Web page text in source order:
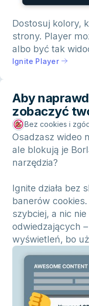
Dostosuj kolory,
strony. Player
albo być tak
Ignite Player
Aby
zobaczyć
Bez cookies i
Osadzasz wideo
ale blokują je
narzędzia?
Ignite działa bez
banerów
szybciej, a nic
odwiedzających
wyświetleń, bo